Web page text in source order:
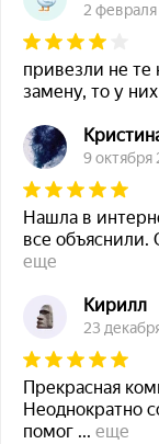
2
привезли не те
замену, то у
9 октября
Нашла в
все объяснили.
еще
Кирилл
23
Прекрасная
Неоднократно
помог ... еще